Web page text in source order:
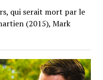
qui serait mort par le
(2015), Mark